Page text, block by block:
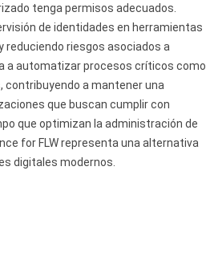
tenga permisos adecuados.
de identidades en herramientas
reduciendo riesgos asociados a
a automatizar procesos críticos como
contribuyendo a mantener una
que buscan cumplir con
que optimizan la administración de
for FLW representa una alternativa
digitales modernos.